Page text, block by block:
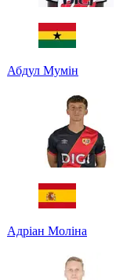
Абдул Мумін
Адріан Моліна